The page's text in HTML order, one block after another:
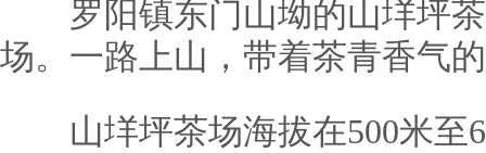
罗阳镇东门山坳的山垟坪茶
场。一路上山，带着茶青香气
山垟坪茶场海拔在500米至